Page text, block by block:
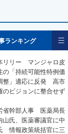
ランキング
リリー マンジャロ皮
の「持続可能性特例価
整」適応に反発 高市
のビジョンに整合せず
省幹部人事 医薬局長
山氏、医薬審議官に中
情報政策統括官に三